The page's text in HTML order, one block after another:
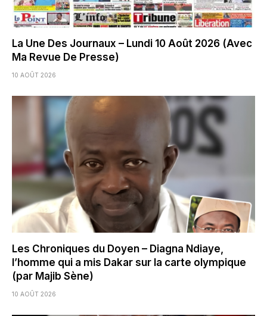
La Une Des Journaux – Lundi 10 Août 2026 (Avec
Ma Revue De Presse)
10 AOÛT 2026
Les Chroniques du Doyen – Diagna Ndiaye,
l’homme qui a mis Dakar sur la carte olympique
(par Majib Sène)
10 AOÛT 2026